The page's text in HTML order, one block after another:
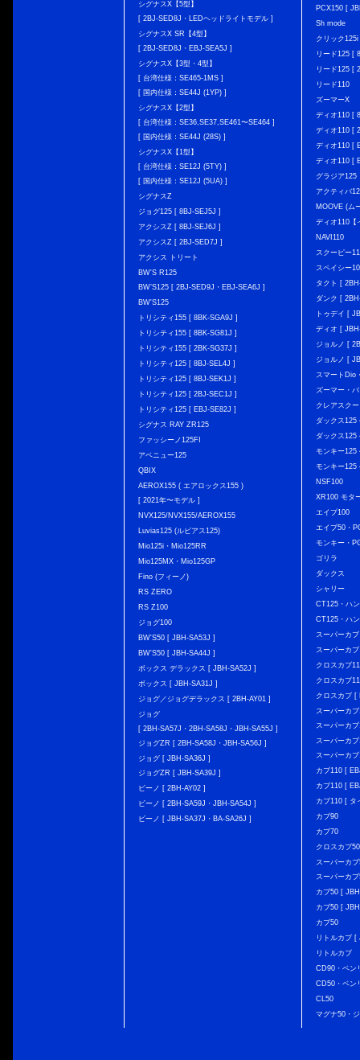
シグナスX【5型】
[ 2BJ-SED8J・LEDヘッドライトモデル ]
シグナスX SR【4型】
[ 2BJ-SED8J・EBJ-SEA5J ]
シグナスX【3型・4型】
[ 台湾仕様：SE465-1MS ]
[ 国内仕様：SE44J (1YP) ]
シグナスX【2型】
[ 台湾仕様：SE36,SE37,SE461〜SE464 ]
[ 国内仕様：SE44J (28S) ]
シグナスX【1型】
[ 台湾仕様：SE12J (5TY) ]
[ 国内仕様：SE12J (5UA) ]
シグナスZ
ジョグ125 [ 8BJ-SEJ5J ]
アクシスZ [ 8BJ-SEJ6J ]
アクシスZ [ 2BJ-SED7J ]
アクシス トリート
BW'S R125
BW’S125 [ 2BJ-SED9J・EBJ-SEA6J ]
BW'S125
トリシティ155 [ 8BK-SGA9J ]
トリシティ155 [ 8BK-SG81J ]
トリシティ155 [ 2BK-SG37J ]
トリシティ125 [ 8BJ-SEL4J ]
トリシティ125 [ 8BJ-SEK1J ]
トリシティ125 [ 2BJ-SEC1J ]
トリシティ125 [ EBJ-SE82J ]
シグナス RAY ZR125
ファッシーノ125FI
アベニュー125
QBIX
AEROX155 ( エアロックス155 )
[ 2021年〜モデル ]
NVX125/NVX155/AEROX155
Luvias125 (ルビアス125)
Mio125i・Mio125RR
Mio125MX・Mio125GP
Fino (フィーノ)
RS ZERO
RS Z100
ジョグ100
BW'S50 [ JBH-SA53J ]
BW'S50 [ JBH-SA44J ]
ボックス デラックス [ JBH-SA52J ]
ボックス [ JBH-SA31J ]
ジョグ／ジョグデラックス [ 2BH-AY01 ]
ジョグ
[ 2BH-SA57J・2BH-SA58J・JBH-SA55J ]
ジョグZR [ 2BH-SA58J・JBH-SA56J ]
ジョグ [ JBH-SA36J ]
ジョグZR [ JBH-SA39J ]
ビーノ [ 2BH-AY02 ]
ビーノ [ 2BH-SA59J・JBH-SA54J ]
ビーノ [ JBH-SA37J・BA-SA26J ]
PCX150 [
Sh mode
クリック
リード125 [
リード125 [
リード110
ズーマーX
ディオ110 [
ディオ110 [
ディオ110 [
ディオ110 [
グラジア125
アクティバ
MOOVE (ム
ディオ110【
NAVI110
スクーピー
スペイシー
タクト [
ダンク [
トゥデイ [
ディオ [
ジョルノ [
ジョルノ [
スマートDio
ズーマー・
クレアスク
ダックス
ダックス
モンキー
モンキー125
NSF100
XR100 モタ
エイプ100
エイプ50・
モンキー・
ゴリラ
ダックス
シャリー
CT125・ハ
CT125・ハ
スーパーカ
スーパーカ
クロスカブ
クロスカブ
クロスカブ [
スーパーカ
スーパーカ
スーパーカ
スーパーカ
カブ110 [
カブ110 [
カブ110 [ タ
カブ90
カブ70
クロスカブ
スーパーカ
スーパーカ
カブ50 [
カブ50 [
カブ50
リトルカブ
リトルカブ
CD90・ベン
CD50・ベン
CL50
マグナ50・